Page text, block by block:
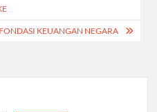
KEUANGAN NEGARA